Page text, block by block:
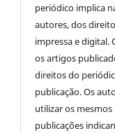
periódico implica
autores, dos
impressa e digital.
os artigos
direitos do
publicação. Os
utilizar os
publicações